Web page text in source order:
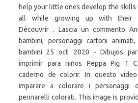
help your little ones develop the
all while growing up with their
Découvrir . Lascia un commento
bambini, personaggi cartoni
bambini 25 oct. 2020 - Dibujos
imprimir para niños Peppa Pig 1
caderno de colorir. In questo
imparare a colorare i personaggi
pennarelli colorati. This image is